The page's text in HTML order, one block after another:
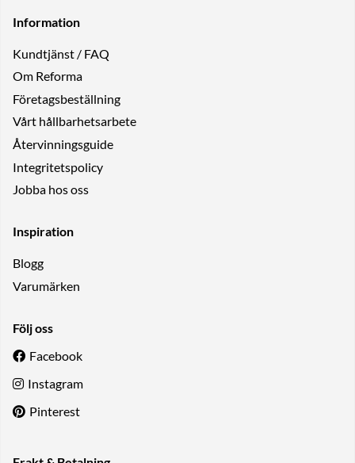
Information
Kundtjänst / FAQ
Om Reforma
Företagsbeställning
Vårt hållbarhetsarbete
Återvinningsguide
Integritetspolicy
Jobba hos oss
Inspiration
Blogg
Varumärken
Följ oss
Facebook
Instagram
Pinterest